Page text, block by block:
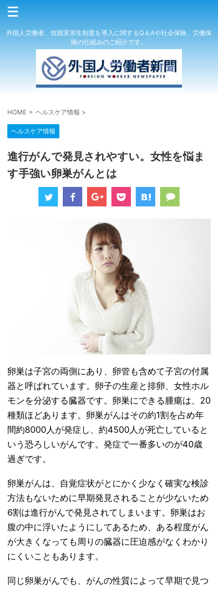
外国人労働者、技能実習生制度を導入に関するQ＆Aや社会保険、労働保
険の仕組みのご紹介です。
HOME > ヘルスケア情報 >
ヘルスケア情報
進行がんで発見されやすい。女性を悩ま
す手強い卵巣がんとは
卵巣は子宮の両側にあり、卵管も含めて子宮の付属
器と呼ばれています。卵子の生産と排卵、女性ホル
モンを分泌する臓器です。卵巣にできる腫瘍は、20
種類ほどあります。卵巣がんはその約1割を占め年
間約8000人が発症し、約4500人が死亡していると
いう恐ろしいがんです。発症で一番多いのが40歳
過ぎです。
卵巣がんは、自覚症状がとにかく少なく確実な検診
方法もないために早期発見されることが少ないため
6割は進行がんで発見されてしまいます。卵巣はお
腹の中に浮いたようにしてあるため、ある程度がん
が大きくなっても周りの臓器に圧迫感がなくわかり
にくいこともあります。
同じ卵巣がんでも、がんの性質によって早期で見つ